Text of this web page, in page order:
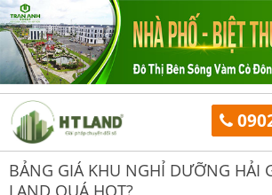
BẢNG GIÁ KHU NGHỈ DƯỠNG HẢI
LAND QUÁ HOT?